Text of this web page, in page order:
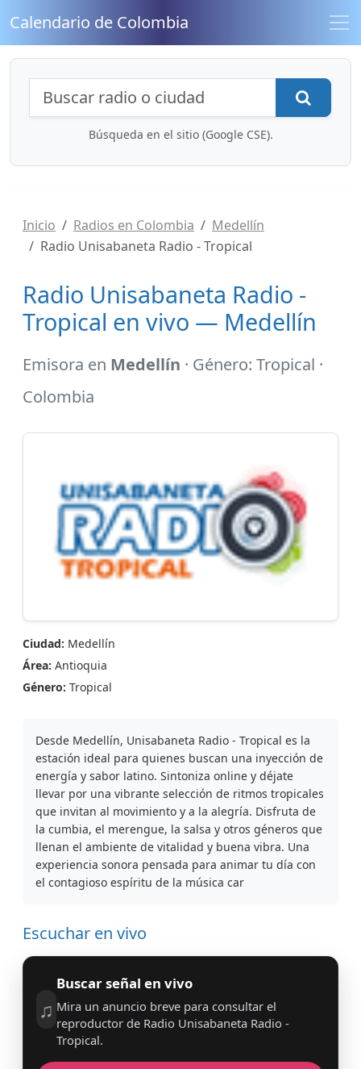
Calendario de Colombia
Búsqueda de radios y contenidos
Búsqueda en el sitio (Google CSE).
Inicio Radios en Colombia
Medellín
Radio Unisabaneta Radio - Tropical
Radio Unisabaneta Radio -
Tropical en vivo — Medellín
Emisora en Medellín · Género: Tropical ·
Colombia
Ciudad: Medellín
Área: Antioquia
Género: Tropical
Desde Medellín, Unisabaneta Radio - Tropical es la
estación ideal para quienes buscan una inyección de
energía y sabor latino. Sintoniza online y déjate
llevar por una vibrante selección de ritmos tropicales
que invitan al movimiento y a la alegría. Disfruta de
la cumbia, el merengue, la salsa y otros géneros que
llenan el ambiente de vitalidad y buena vibra. Una
experiencia sonora pensada para animar tu día con
el contagioso espíritu de la música car
Escuchar en vivo
♫
Buscar señal en vivo
Mira un anuncio breve para consultar el
reproductor de Radio Unisabaneta Radio -
Tropical.